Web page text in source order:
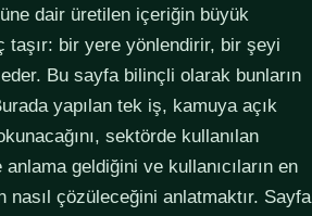
dair üretilen içeriğin büyük
taşır: bir yere yönlendirir, bir şeyi
Bu sayfa bilinçli olarak bunların
yapılan tek iş, kamuya açık
sektörde kullanılan
geldiğini ve kullanıcıların en
nasıl çözüleceğini anlatmaktır. Sayfa